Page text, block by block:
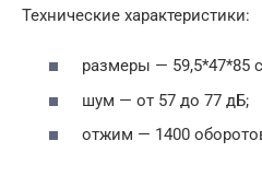
Технические характеристики:
размеры — 59,5*47*85
шум — от 57 до 77 дБ;
отжим — 1400